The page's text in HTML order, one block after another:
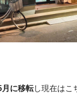
に移転し現在はこ